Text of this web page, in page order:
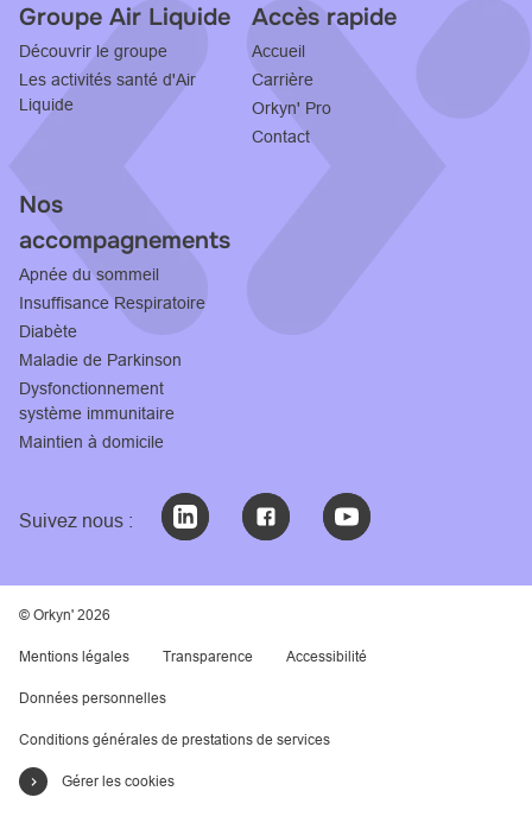
Groupe Air Liquide
Découvrir le groupe
Les activités santé d'Air
Liquide
Accès rapide
Accueil
Carrière
Orkyn' Pro
Contact
Nos
accompagnements
Apnée du sommeil
Insuffisance Respiratoire
Diabète
Maladie de Parkinson
Dysfonctionnement
système immunitaire
Maintien à domicile
Suivez nous :
© Orkyn' 2026
Mentions légales Transparence Accessibilité
Données personnelles
Conditions générales de prestations de services
Gérer les cookies